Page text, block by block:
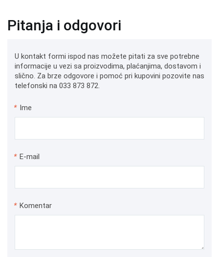
Pitanja i odgovori
U kontakt formi ispod nas možete pitati za sve potrebne
informacije u vezi sa proizvodima, plaćanjima, dostavom i
slično. Za brze odgovore i pomoć pri kupovini pozovite nas
telefonski na 033 873 872.
* Ime
* E-mail
* Komentar